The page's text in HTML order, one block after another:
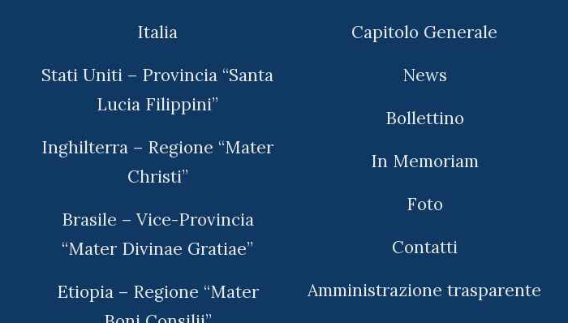
Italia
Stati Uniti – Provincia “Santa
Lucia Filippini”
Inghilterra – Regione “Mater
Christi”
Brasile – Vice-Provincia
“Mater Divinae Gratiae”
Etiopia – Regione “Mater
Capitolo Generale
News
Bollettino
In Memoriam
Foto
Contatti
Amministrazione trasparente